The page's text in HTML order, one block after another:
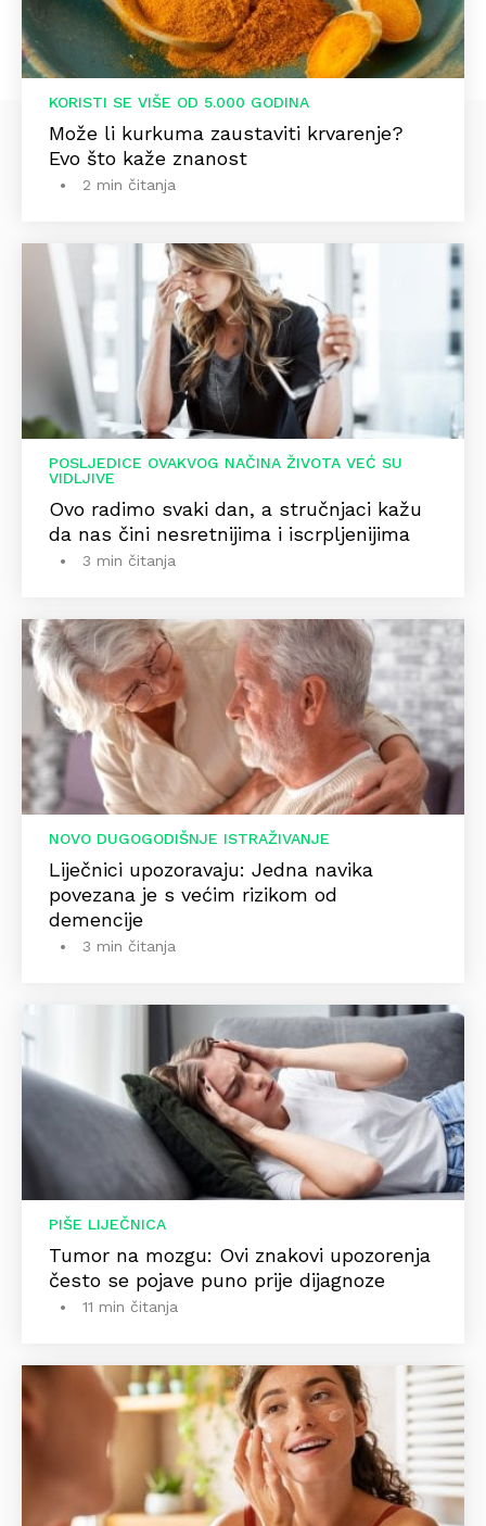
KORISTI SE VIŠE OD 5.000 GODINA
Može li kurkuma zaustaviti krvarenje?
Evo što kaže znanost
2 min čitanja
POSLJEDICE OVAKVOG NAČINA ŽIVOTA VEĆ SU
VIDLJIVE
Ovo radimo svaki dan, a stručnjaci kažu
da nas čini nesretnijima i iscrpljenijima
3 min čitanja
NOVO DUGOGODIŠNJE ISTRAŽIVANJE
Liječnici upozoravaju: Jedna navika
povezana je s većim rizikom od
demencije
3 min čitanja
PIŠE LIJEČNICA
Tumor na mozgu: Ovi znakovi upozorenja
često se pojave puno prije dijagnoze
11 min čitanja